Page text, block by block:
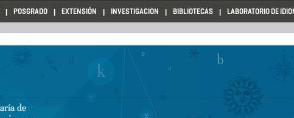
POSGRADO EXTENSIÓN INVESTIGACION BIBLIOTECAS LABORATORIO DE